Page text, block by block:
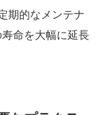
期的なメンテナ
命を大幅に延長